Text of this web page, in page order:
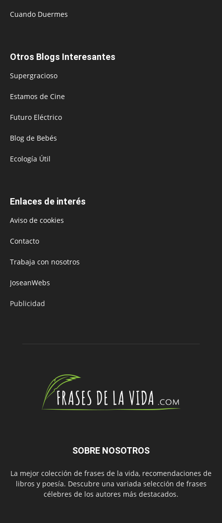
Cuando Duermes
Otros Blogs Interesantes
Supergracioso
Estamos de Cine
Futuro Eléctrico
Blog de Bebés
Ecología Útil
Enlaces de interés
Aviso de cookies
Contacto
Trabaja con nosotros
JoseanWebs
Publicidad
SOBRE NOSOTROS
La mejor colección de frases de la vida, recomendaciones de
libros y poesía. Descubre una variada selección de frases
célebres de los autores más destacados.